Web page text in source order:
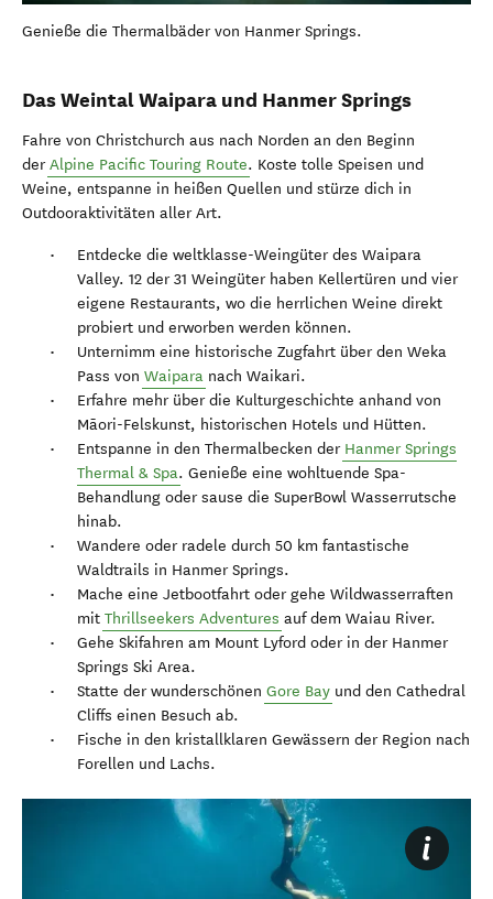
Genieße die Thermalbäder von Hanmer Springs.
Das Weintal Waipara und Hanmer Springs
Fahre von Christchurch aus nach Norden an den Beginn
derAlpine Pacific Touring Route. Koste tolle Speisen und
Weine, entspanne in heißen Quellen und stürze dich in
Outdooraktivitäten aller Art.
Entdecke die weltklasse-Weingüter des Waipara
Valley. 12 der 31 Weingüter haben Kellertüren und vier
eigene Restaurants, wo die herrlichen Weine direkt
probiert und erworben werden können.
Unternimm eine historische Zugfahrt über den Weka
Pass von Waipara nach Waikari.
Erfahre mehr über die Kulturgeschichte anhand von
Māori-Felskunst, historischen Hotels und Hütten.
Entspanne in den Thermalbecken der Hanmer Springs
Thermal & Spa. Genieße eine wohltuende Spa-
Behandlung oder sause die SuperBowl Wasserrutsche
hinab.
Wandere oder radele durch 50 km fantastische
Waldtrails in Hanmer Springs.
Mache eine Jetbootfahrt oder gehe Wildwasserraften
mit Thrillseekers Adventures auf dem Waiau River.
Gehe Skifahren am Mount Lyford oder in der Hanmer
Springs Ski Area.
Statte der wunderschönen Gore Bay und den Cathedral
Cliffs einen Besuch ab.
Fische in den kristallklaren Gewässern der Region nach
Forellen und Lachs.